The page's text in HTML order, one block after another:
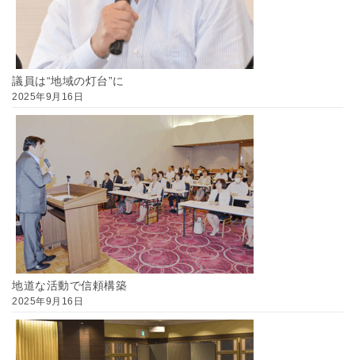
議員は“地域の灯台”に
2025年9月16日
地道な活動で信頼構築
2025年9月16日